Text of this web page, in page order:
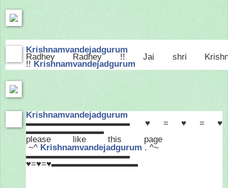
Krishnamvandejadgurum
Radhey Radhey !! Jai shri
!! Krishnamvandejadgurum
Krishnamvandejadgurum
▬▬▬▬▬▬▬▬▬▬▬▬ ♥=♥=♥
▬▬▬▬▬▬▬▬▬
please like this page
~^ Krishnamvandejadgurum . ^~
▬▬▬▬▬▬▬▬▬▬▬▬
♥=♥=♥▬▬▬▬▬▬▬▬▬▬